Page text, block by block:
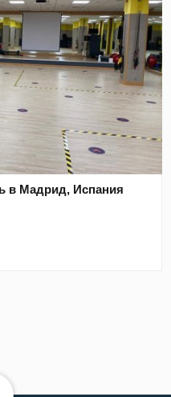
в Мадрид, Испания